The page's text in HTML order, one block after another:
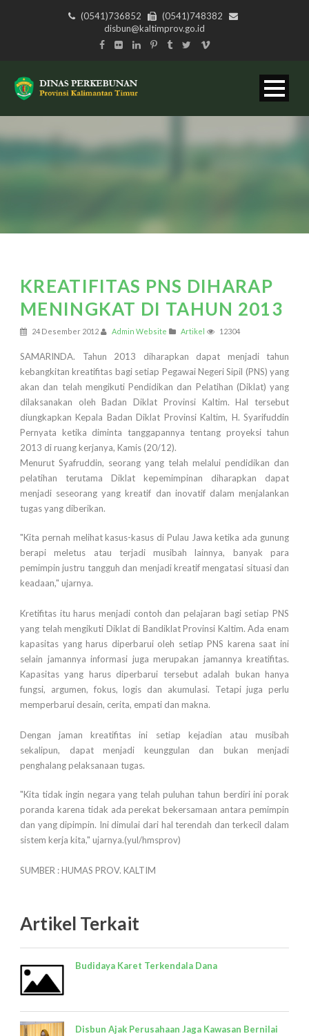
(0541)736852
(0541)748382
disbun@kaltimprov.go.id
KREATIFITAS PNS DIHARAP
MENINGKAT DI TAHUN 2013
24 Desember 2012 Admin Website Artikel 12304
SAMARINDA. Tahun 2013 diharapkan dapat menjadi tahun
kebangkitan kreatifitas bagi setiap Pegawai Negeri Sipil (PNS) yang
akan dan telah mengikuti Pendidikan dan Pelatihan (Diklat) yang
dilaksanakan oleh Badan Diklat Provinsi Kaltim. Hal tersebut
diungkapkan Kepala Badan Diklat Provinsi Kaltim, H. Syarifuddin
Pernyata ketika diminta tanggapannya tentang proyeksi tahun
2013 di ruang kerjanya, Kamis (20/12).
Menurut Syafruddin, seorang yang telah melalui pendidikan dan
pelatihan terutama Diklat kepemimpinan diharapkan dapat
menjadi seseorang yang kreatif dan inovatif dalam menjalankan
tugas yang diberikan.
"Kita pernah melihat kasus-kasus di Pulau Jawa ketika ada gunung
berapi meletus atau terjadi musibah lainnya, banyak para
pemimpin justru tangguh dan menjadi kreatif mengatasi situasi dan
keadaan," ujarnya.
Kretifitas itu harus menjadi contoh dan pelajaran bagi setiap PNS
yang telah mengikuti Diklat di Bandiklat Provinsi Kaltim. Ada enam
kapasitas yang harus diperbarui oleh setiap PNS karena saat ini
selain jamannya informasi juga merupakan jamannya kreatifitas.
Kapasitas yang harus diperbarui tersebut adalah bukan hanya
fungsi, argumen, fokus, logis dan akumulasi. Tetapi juga perlu
memperbarui desain, cerita, empati dan makna.
Dengan jaman kreatifitas ini setiap kejadian atau musibah
sekalipun, dapat menjadi keunggulan dan bukan menjadi
penghalang pelaksanaan tugas.
"Kita tidak ingin negara yang telah puluhan tahun berdiri ini porak
poranda karena tidak ada perekat bekersamaan antara pemimpin
dan yang dipimpin. Ini dimulai dari hal terendah dan terkecil dalam
sistem kerja kita," ujarnya.(yul/hmsprov)
SUMBER : HUMAS PROV. KALTIM
Artikel Terkait
Budidaya Karet Terkendala Dana
Disbun Ajak Perusahaan Jaga Kawasan Bernilai